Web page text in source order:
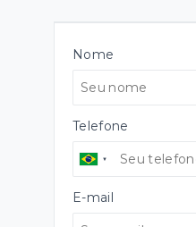
Nome
Telefone
E-mail